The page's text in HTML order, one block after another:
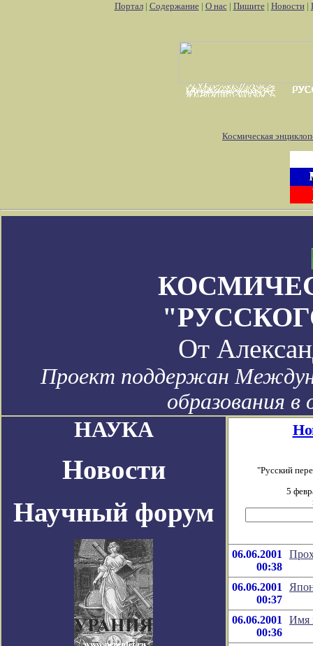
Портал| Содержание| О нас| Пишите| Новости|
Космическая
От
Проект поддержан
образования
НАУКА
Новости
Научный форум
"Русский
5
06.06.2001
00:38
06.06.2001
00:37
06.06.2001
00:36
Имя